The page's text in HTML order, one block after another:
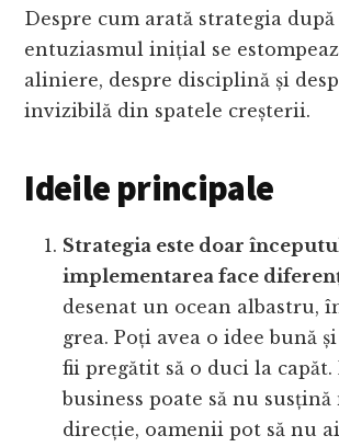
Despre cum arată strategia după
entuziasmul inițial se
aliniere, despre disciplină și
invizibilă din spatele creșterii.
Ideile principale
Strategia este doar
implementarea face
desenat un ocean albastru,
grea. Poți avea o idee bună
fii pregătit să o duci la
business poate să nu susțină
direcție, oamenii pot să nu